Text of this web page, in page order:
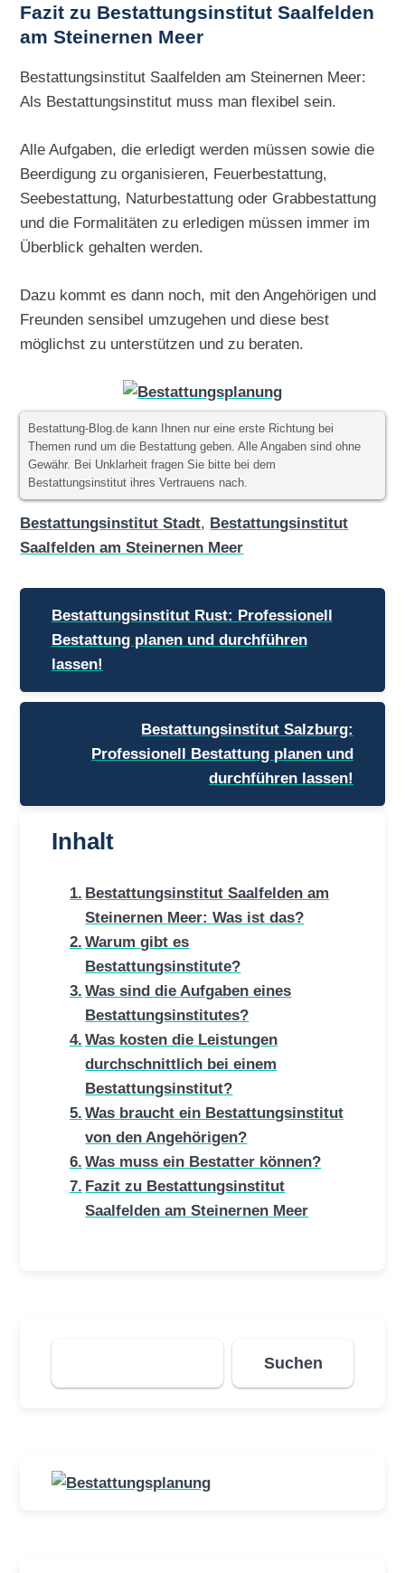
Fazit zu Bestattungsinstitut Saalfelden
am Steinernen Meer
Bestattungsinstitut Saalfelden am Steinernen Meer:
Als Bestattungsinstitut muss man flexibel sein.
Alle Aufgaben, die erledigt werden müssen sowie die
Beerdigung zu organisieren, Feuerbestattung,
Seebestattung, Naturbestattung oder Grabbestattung
und die Formalitäten zu erledigen müssen immer im
Überblick gehalten werden.
Dazu kommt es dann noch, mit den Angehörigen und
Freunden sensibel umzugehen und diese best
möglichst zu unterstützen und zu beraten.
Bestattung-Blog.de kann Ihnen nur eine erste Richtung bei
Themen rund um die Bestattung geben. Alle Angaben sind ohne
Gewähr. Bei Unklarheit fragen Sie bitte bei dem
Bestattungsinstitut ihres Vertrauens nach.
Bestattungsinstitut Stadt, Bestattungsinstitut
Saalfelden am Steinernen Meer
Beitragsnavigation
Bestattungsinstitut Rust: Professionell
Bestattung planen und durchführen
lassen!
Bestattungsinstitut Salzburg:
Professionell Bestattung planen und
durchführen lassen!
Inhalt
Bestattungsinstitut Saalfelden am
Steinernen Meer: Was ist das?
Warum gibt es
Bestattungsinstitute?
Was sind die Aufgaben eines
Bestattungsinstitutes?
Was kosten die Leistungen
durchschnittlich bei einem
Bestattungsinstitut?
Was braucht ein Bestattungsinstitut
von den Angehörigen?
Was muss ein Bestatter können?
Fazit zu Bestattungsinstitut
Saalfelden am Steinernen Meer
Suchen
Suchen